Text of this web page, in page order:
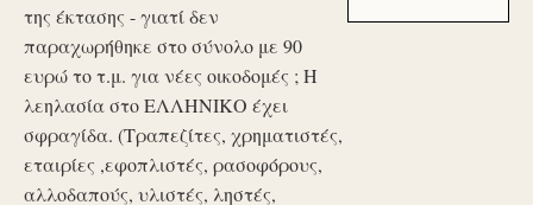
της έκτασης - γιατί δεν
παραχωρήθηκε στο σύνολο με 90
ευρώ το τ.μ. για νέες οικοδομές ; Η
λεηλασία στο ΕΛΛΗΝΙΚΟ έχει
σφραγίδα. (Τραπεζίτες, χρηματιστές,
εταιρίες ,εφοπλιστές, ρασοφόρους,
αλλοδαπούς, υλιστές, ληστές,